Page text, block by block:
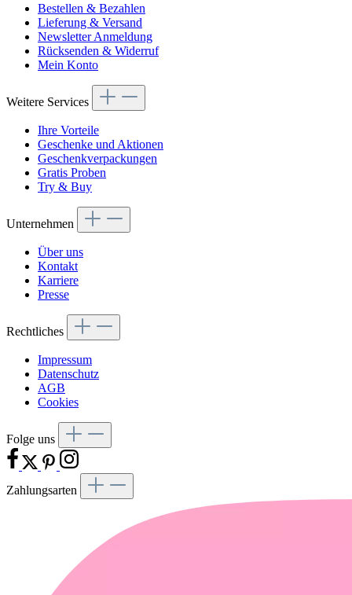
Bestellen & Bezahlen
Lieferung & Versand
Newsletter Anmeldung
Rücksenden & Widerruf
Mein Konto
Weitere Services
Ihre Vorteile
Geschenke und Aktionen
Geschenkverpackungen
Gratis Proben
Try & Buy
Unternehmen
Über uns
Kontakt
Karriere
Presse
Rechtliches
Impressum
Datenschutz
AGB
Cookies
Folge uns
Zahlungsarten